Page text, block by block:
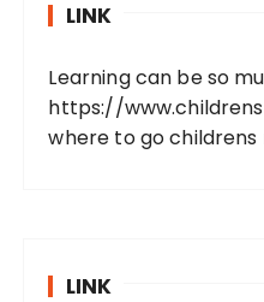
LINK
Learning can be so
https://
where to go
LINK